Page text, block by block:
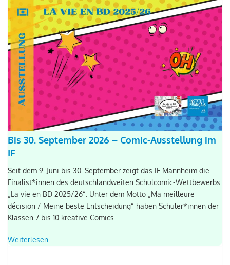
Bis 30. September 2026 – Comic-Ausstellung im
IF
Seit dem 9. Juni bis 30. September zeigt das IF Mannheim die
Finalist*innen des deutschlandweiten Schulcomic-Wettbewerbs
„La vie en BD 2025/26“. Unter dem Motto „Ma meilleure
décision / Meine beste Entscheidung“ haben Schüler*innen der
Klassen 7 bis 10 kreative Comics…
Weiterlesen